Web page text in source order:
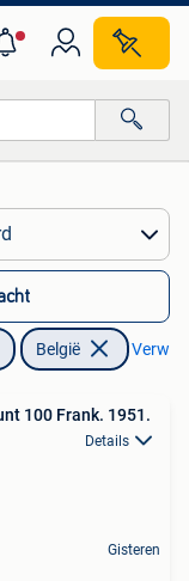
België
100 Frank. 1951.
Details
Gisteren